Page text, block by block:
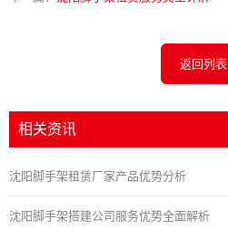
返回列表
相关资讯
沈阳脚手架租赁厂家产品优势分析
​沈阳脚手架搭建公司服务优势全面解析